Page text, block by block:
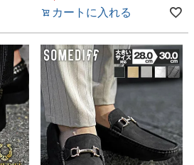
カートに入れる